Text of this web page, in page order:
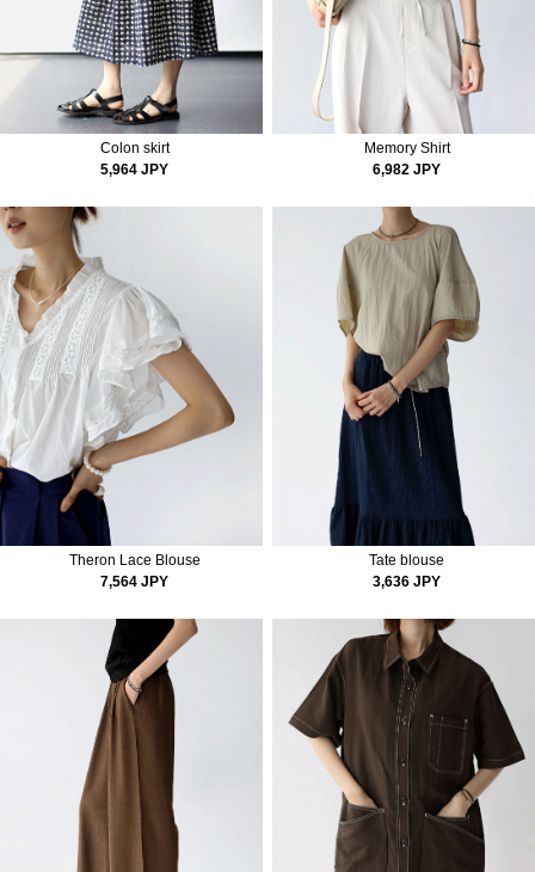
Colon skirt
5,964 JPY
Memory Shirt
6,982 JPY
Theron Lace Blouse
7,564 JPY
Tate blouse
3,636 JPY